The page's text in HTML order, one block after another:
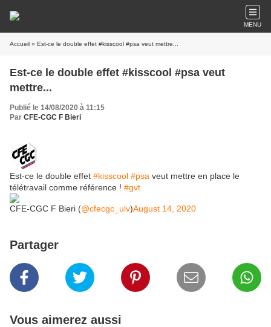
MENU
Accueil » Est-ce le double effet #kisscool #psa veut mettre...
Est-ce le double effet #kisscool #psa veut
mettre...
Publié le 14/08/2020 à 11:15
Par CFE-CGC F Bieri
Est-ce le double effet #kisscool #psa veut mettre en place le
télétravail comme référence ! #gvt
CFE-CGC F Bieri (@cfecgc_ulv)August 14, 2020
Partager
Vous aimerez aussi